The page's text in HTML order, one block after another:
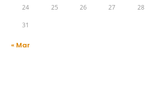
24 25 26 27 28
31
« Mar